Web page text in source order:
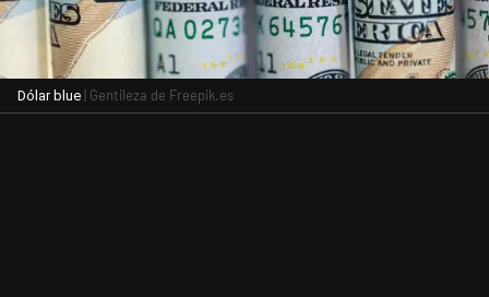
Dólar blue | Gentileza de Freepik.es